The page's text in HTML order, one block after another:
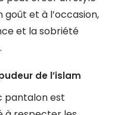
goût et à l’occasion,
et la sobriété
de l’islam
pantalon est